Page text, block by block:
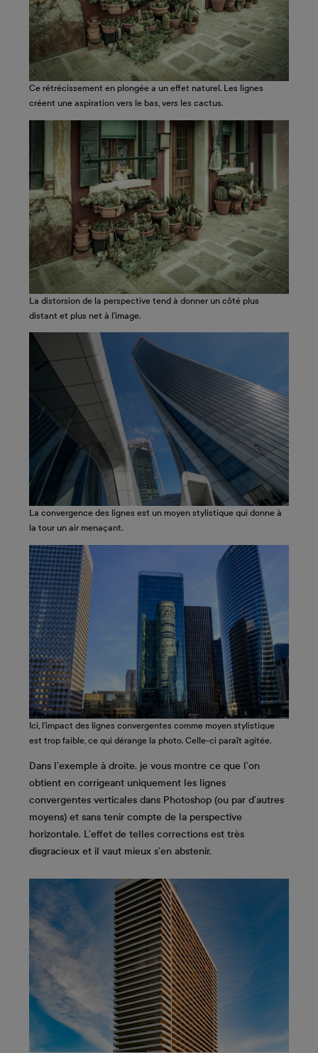
Ce rétrécissement en plongée a un effet naturel. Les lignes
créent une aspiration vers le bas, vers les cactus.
La distorsion de la perspective tend à donner un côté plus
distant et plus net à l’image.
La convergence des lignes est un moyen stylistique qui donne à
la tour un air menaçant.
Ici, l’impact des lignes convergentes comme moyen stylistique
est trop faible, ce qui dérange la photo. Celle-ci paraît agitée.
Dans l’exemple à droite, je vous montre ce que l’on
obtient en corrigeant uniquement les lignes
convergentes verticales dans Photoshop (ou par d’autres
moyens) et sans tenir compte de la perspective
horizontale. L’effet de telles corrections est très
disgracieux et il vaut mieux s’en abstenir.